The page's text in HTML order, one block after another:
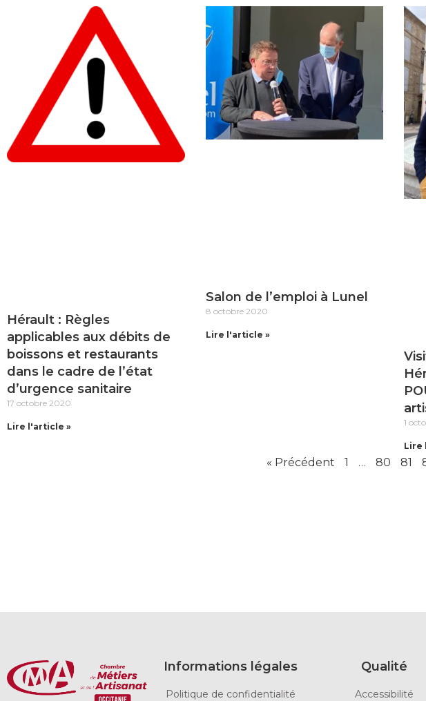
Hérault : Règles
applicables aux débits de
boissons et restaurants
dans le cadre de l’état
d’urgence sanitaire
17 octobre 2020
Lire l'article »
Salon de l’emploi à Lunel
8 octobre 2020
Lire l'article »
1
Lire
« Précédent 1 … 80 81
Informations légales
Politique de confidentialité
Qualité
Accessibilité